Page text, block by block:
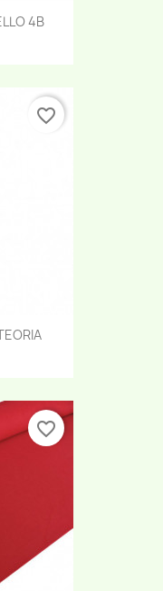
4B
favorite_border
favorite_border